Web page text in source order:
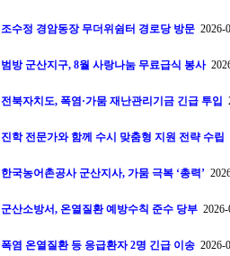
조수정 경암동장 무더위쉼터 경로당 방문 2026-
범방 군산지구, 8월 사랑나눔 무료급식 봉사
전북자치도, 폭염·가뭄 재난관리기금 긴급 투입
진학 전문가와 함께 수시 맞춤형 지원 전략 수립
한국농어촌공사 군산지사, 가뭄 극복 ‘총력’
군산소방서, 온열질환 예방수칙 준수 당부
폭염 온열질환 등 응급환자 2명 긴급 이송 2026-